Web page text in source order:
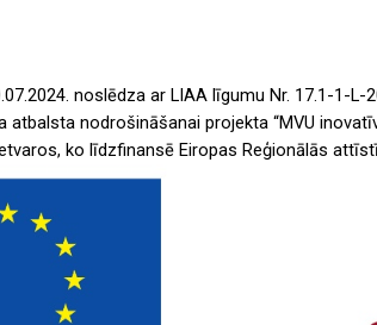
noslēdza ar LIAA līgumu Nr. 17.1-1-
atbalsta nodrošināšanai projekta “MVU
ko līdzfinansē Eiropas Reģionālās